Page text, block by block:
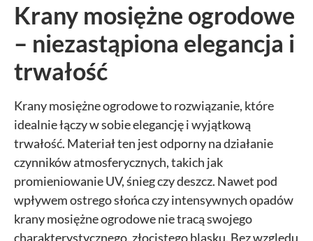
Krany mosiężne ogrodowe
– niezastąpiona elegancja i
trwałość
Krany mosiężne ogrodowe to rozwiązanie, które
idealnie łączy w sobie elegancję i wyjątkową
trwałość. Materiał ten jest odporny na działanie
czynników atmosferycznych, takich jak
promieniowanie UV, śnieg czy deszcz. Nawet pod
wpływem ostrego słońca czy intensywnych opadów
krany mosiężne ogrodowe nie tracą swojego
charakterystycznego, złocistego blasku. Bez względu
poniższych opcji.
Niezbędne cookies
Niezbędne pliki cookie są absolutnie niezbędne do prawidłowego działania
funkcji i zabezpieczeń witryny.
Narzędzia Google
Korzystamy z Google Analytics, czyli narzędzia pozwalającego na
użytkowników na naszej stronie. Kod śledzący Google Analytics gromadzi
informacje na temat Twojej aktywności na naszej stronie, które mogą być przez
Ponadto, informacje z Google Analytics mogą być wykorzystywane w
ustawieniach kampanii reklamowych prowadzonych z wykorzystaniem